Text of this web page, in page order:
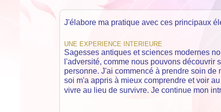
J'élabore ma pratique avec ces principaux
UNE EXPERIENCE INTERIEURE
Sagesses antiques et sciences modernes
l'adversité, comme nous pouvons
personne. J'ai commencé à prendre soin
soi m'a appris à mieux comprendre et voir
vivre au lieu de survivre. Je continue mon